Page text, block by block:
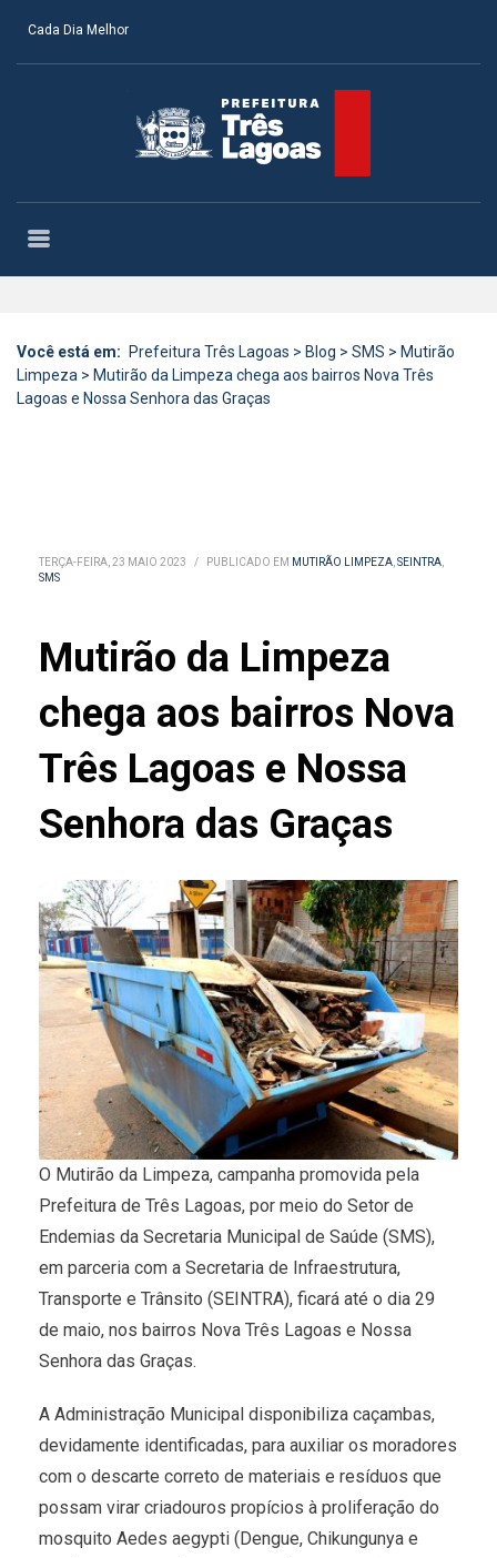
Cada Dia Melhor
Você está em: Prefeitura Três Lagoas > Blog > SMS > Mutirão
Limpeza > Mutirão da Limpeza chega aos bairros Nova Três
Lagoas e Nossa Senhora das Graças
TERÇA-FEIRA, 23 MAIO 2023 / PUBLICADO EM MUTIRÃO LIMPEZA,SEINTRA,
SMS
Mutirão da Limpeza
chega aos bairros Nova
Três Lagoas e Nossa
Senhora das Graças
O Mutirão da Limpeza, campanha promovida pela
Prefeitura de Três Lagoas, por meio do Setor de
Endemias da Secretaria Municipal de Saúde (SMS),
em parceria com a Secretaria de Infraestrutura,
Transporte e Trânsito (SEINTRA), ficará até o dia 29
de maio, nos bairros Nova Três Lagoas e Nossa
Senhora das Graças.
A Administração Municipal disponibiliza caçambas,
devidamente identificadas, para auxiliar os moradores
com o descarte correto de materiais e resíduos que
possam virar criadouros propícios à proliferação do
mosquito Aedes aegypti (Dengue, Chikungunya e